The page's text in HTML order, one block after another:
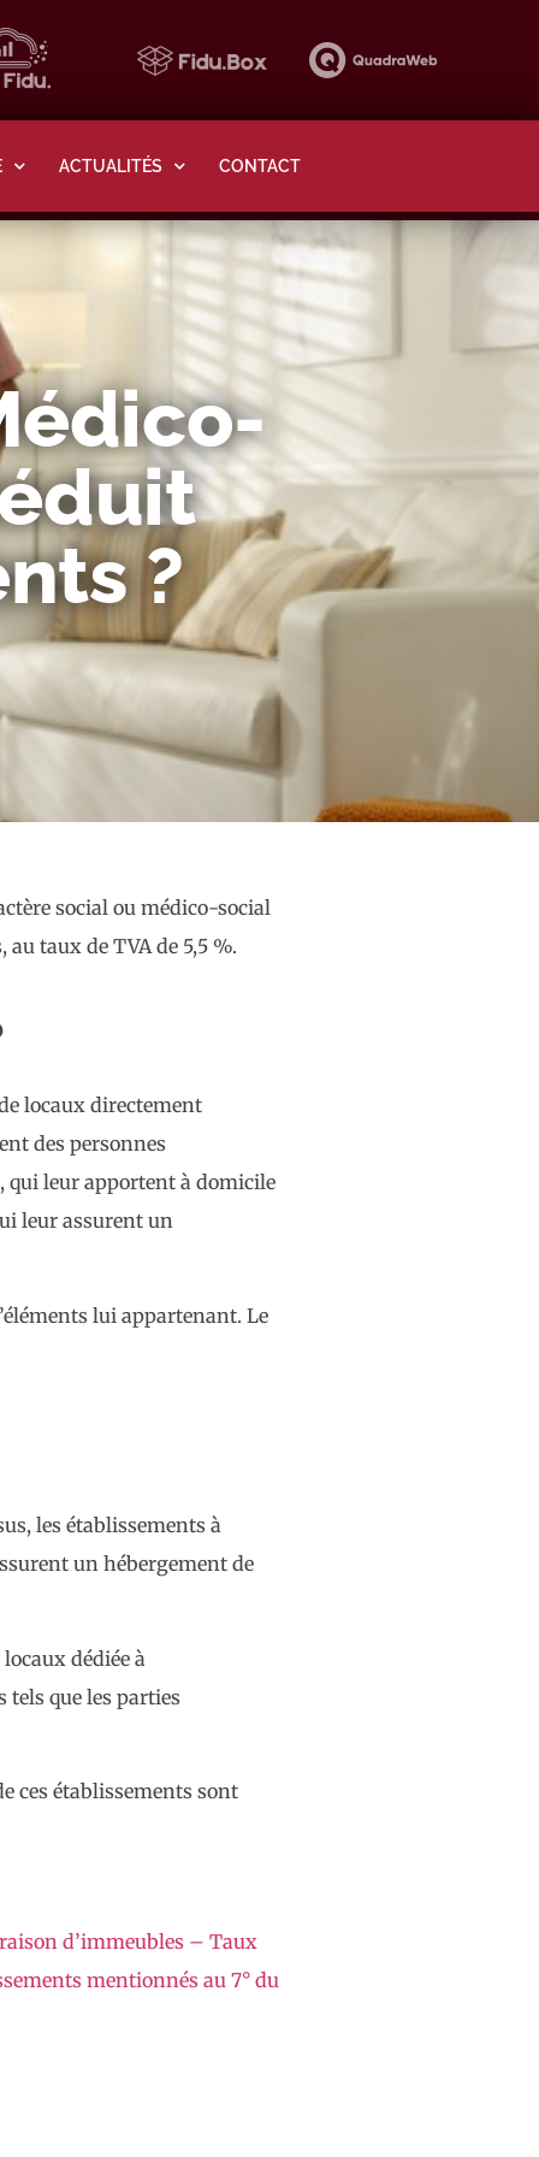
ACTUALITÉS CONTACT
?
social ou médico-social
taux de TVA de 5,5 %.
locaux directement
des personnes
qui leur apportent à domicile
leur assurent un
lui appartenant. Le
les établissements à
un hébergement de
dédiée à
tels que les parties
ces établissements sont
d’immeubles – Taux
mentionnés au 7° du